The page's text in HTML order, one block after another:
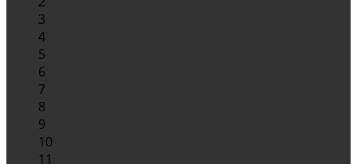
3
4
5
6
7
8
9
10
11